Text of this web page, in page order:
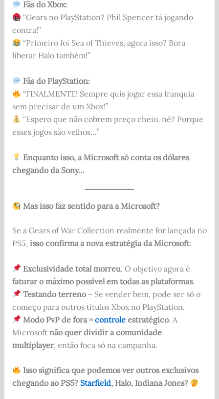
Fãs do Xbox:
“Gears no PlayStation? Phil Spencer tá jogando
contra!”
“Primeiro foi Sea of Thieves, agora isso? Bora
liberar Halo também!”
Fãs do PlayStation:
“FINALMENTE! Sempre quis jogar essa franquia
sem precisar de um Xbox!”
“Espero que não cobrem preço cheio, né? Porque
esses jogos são velhos…”
Enquanto isso, a Microsoft só conta os dólares
chegando da Sony…
Mas isso faz sentido para a Microsoft?
Se a Gears of War Collection realmente for lançada no
PS5, isso confirma a nova estratégia da Microsoft:
Exclusividade total morreu. O objetivo agora é
faturar o máximo possível em todas as plataformas.
Testando terreno– Se vender bem, pode ser só o
começo para outros títulos Xbox no PlayStation.
Modo PvP de fora =controleestratégico. A
Microsoft não quer dividir a comunidade
multiplayer, então foca só na campanha.
Isso significa que podemos ver outros exclusivos
chegando ao PS5? Starfield, Halo, Indiana Jones?